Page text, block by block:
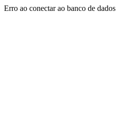
Erro ao conectar ao banco de dados